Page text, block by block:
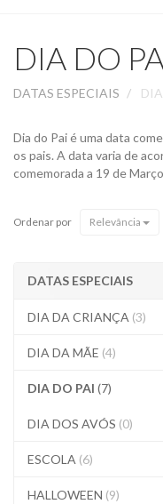
DIA DO
DATAS ESPECIAIS
Dia do Pai é uma data
os pais. A data varia de
comemorada a 19 de
Ordenar por Relevância
DATAS ESPECIAIS
DIA DA CRIANÇA (3)
DIA DA MÃE (4)
DIA DO PAI (7)
DIA DOS AVÓS (0)
ESCOLA (6)
HALLOWEEN (9)